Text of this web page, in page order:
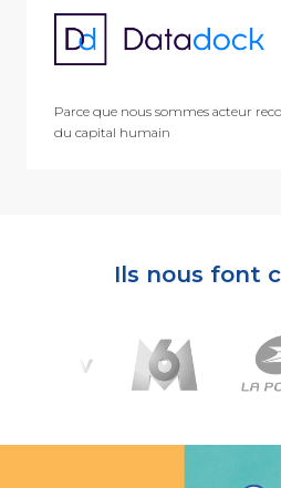
Parce que nous sommes acteur
du capital humain
Ils nous font